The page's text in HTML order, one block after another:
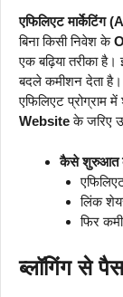
एफिलिएट
बिना किसी निवेश के
एक बढ़िया तरीका
बदले कमीशन देता
एफिलिएट प्रोग्राम
Websiteके जरिए
कैसे शुरुआत
लिंक
फिर
ब्लॉगिंग से